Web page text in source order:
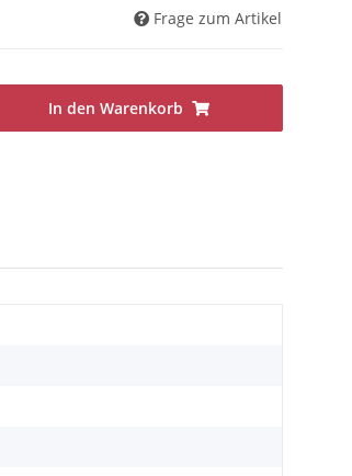
Frage zum Artikel
In den Warenkorb